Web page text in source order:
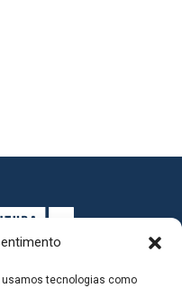
usamos tecnologias como